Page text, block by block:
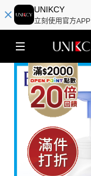
UNIKCY
立刻使用官方APP